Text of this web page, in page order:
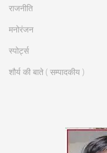
राजनीति
मनोरंजन
स्पोर्ट्स
शौर्य की बाते ( सम्पादकीय )